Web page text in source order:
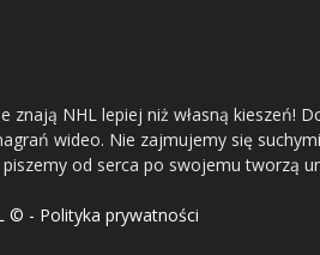
znają NHL lepiej niż własną kieszeń!
wideo. Nie zajmujemy się
od serca po swojemu tworzą
© - Polityka prywatności